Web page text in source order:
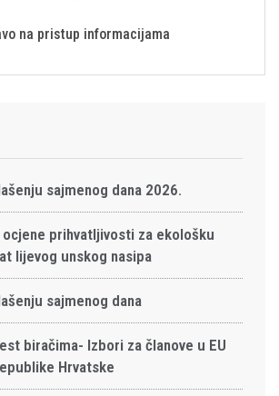
na pristup informacijama
sajmenog dana 2026.
ocjene prihvatljivosti za ekološku
lijevog unskog nasipa
sajmenog dana
biračima- Izbori za članove u EU
Hrvatske